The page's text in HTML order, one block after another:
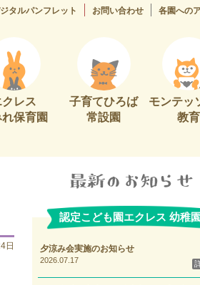
タルパンフレット お問い合わせ 各園への
クレス
保育園
子育てひろば
常設園
モンテッ
教育
日
認定こども園エクレス 幼稚園
夕涼み会実施のお知らせ
2026.07.17